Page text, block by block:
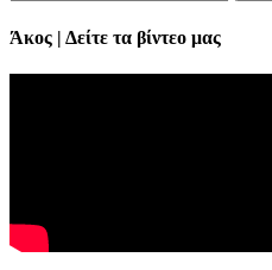
Άκος | Δείτε τα βίντεο μας